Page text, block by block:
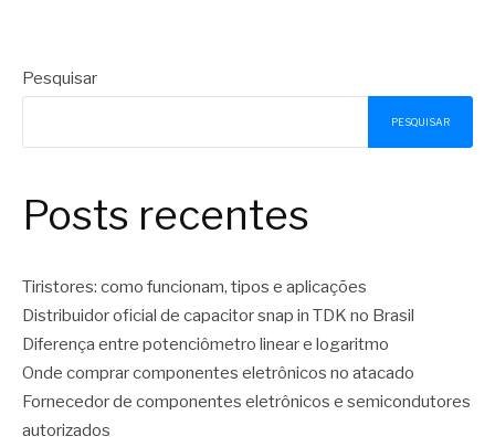
Pesquisar
PESQUISAR
Posts recentes
Tiristores: como funcionam, tipos e aplicações
Distribuidor oficial de capacitor snap in TDK no Brasil
Diferença entre potenciômetro linear e logaritmo
Onde comprar componentes eletrônicos no atacado
Fornecedor de componentes eletrônicos e semicondutores
autorizados